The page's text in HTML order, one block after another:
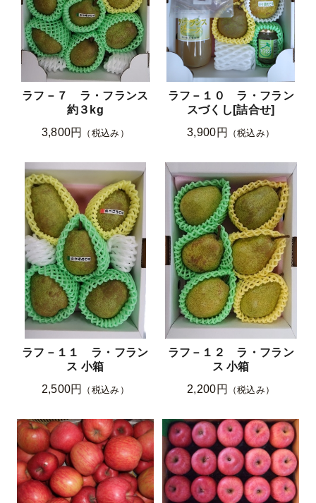
ラフ－７ ラ・フランス
約３kg
3,800円
（税込み）
ラフ－１０ ラ・フラン
スづくし[詰合せ]
3,900円
（税込み）
ラフ－１１ ラ・フラン
ス 小箱
2,500円
（税込み）
ラフ－１２ ラ・フラン
ス 小箱
2,200円
（税込み）